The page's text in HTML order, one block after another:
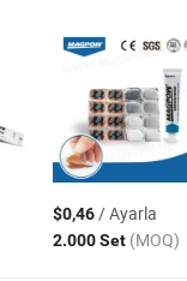
$0,46/ Ayarla
2.000 Set (MOQ)